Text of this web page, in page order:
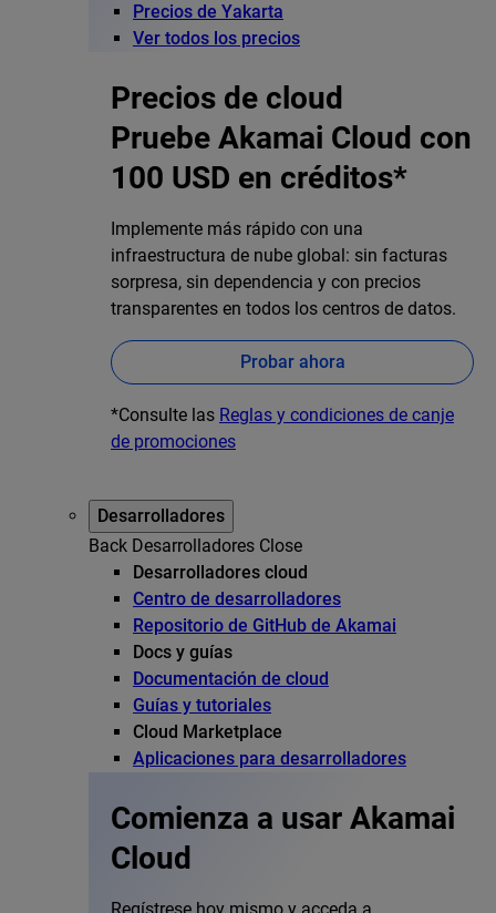
Precios de Yakarta
Ver todos los precios
Precios de cloud
Pruebe Akamai Cloud con
100 USD en créditos*
Implemente más rápido con una
infraestructura de nube global: sin facturas
sorpresa, sin dependencia y con precios
transparentes en todos los centros de datos.
Probar ahora
*Consulte las Reglas y condiciones de canje
de promociones
Desarrolladores
Back Desarrolladores Close
Desarrolladores cloud
Centro de desarrolladores
Repositorio de GitHub de Akamai
Docs y guías
Documentación de cloud
Guías y tutoriales
Cloud Marketplace
Aplicaciones para desarrolladores
Comienza a usar Akamai
Cloud